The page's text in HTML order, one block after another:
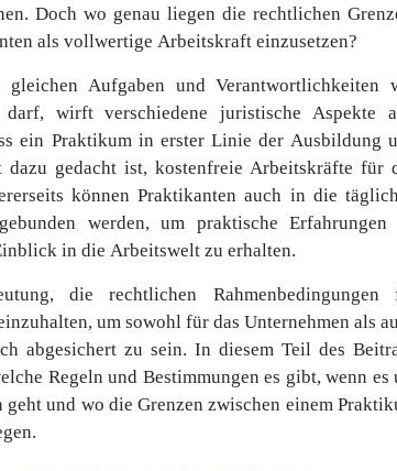
Doch wo genau liegen die rechtlichen
als vollwertige Arbeitskraft einzusetzen?
Aufgaben und Verantwortlichkeiten
darf, wirft verschiedene juristische Aspekte
ein Praktikum in erster Linie der Ausbildung
gedacht ist, kostenfreie Arbeitskräfte für
können Praktikanten auch in die
werden, um praktische Erfahrungen
in die Arbeitswelt zu erhalten.
die rechtlichen Rahmenbedingungen
um sowohl für das Unternehmen als
abgesichert zu sein. In diesem Teil des
Regeln und Bestimmungen es gibt, wenn es
und wo die Grenzen zwischen einem